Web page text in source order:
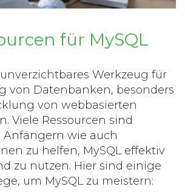
für MySQL
Werkzeug für
von Datenbanken, besonders
von webbasierten
Viele Ressourcen sind
Anfängern wie auch
zu helfen, MySQL effektiv
zu nutzen. Hier sind einige
um MySQL zu meistern: